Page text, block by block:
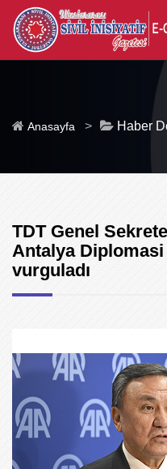
Anasayfa > Haber
TDT Genel
Antalya
vurguladı